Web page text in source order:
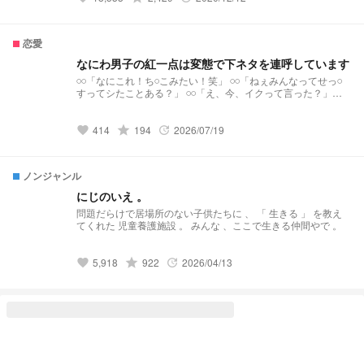
恋愛
なにわ男子の紅一点は変態で下ネタを連呼しています
𓏸𓏸「なにこれ！ち𓏸こみたい！笑」 𓏸𓏸「ねぇみんなってせっ𓏸
すってシたことある？」 𓏸𓏸「え、今、イクって言った？」
《目標》 ☆50♡100
favorite 414 grade 194 update 2026/07/19
ノンジャンル
にじのいえ 。
問題だらけで居場所のない子供たちに 、 「 生きる 」 を教え
てくれた 児童養護施設 。 みんな 、ここで生きる仲間やで 。
favorite 5,918 grade 922 update 2026/04/13